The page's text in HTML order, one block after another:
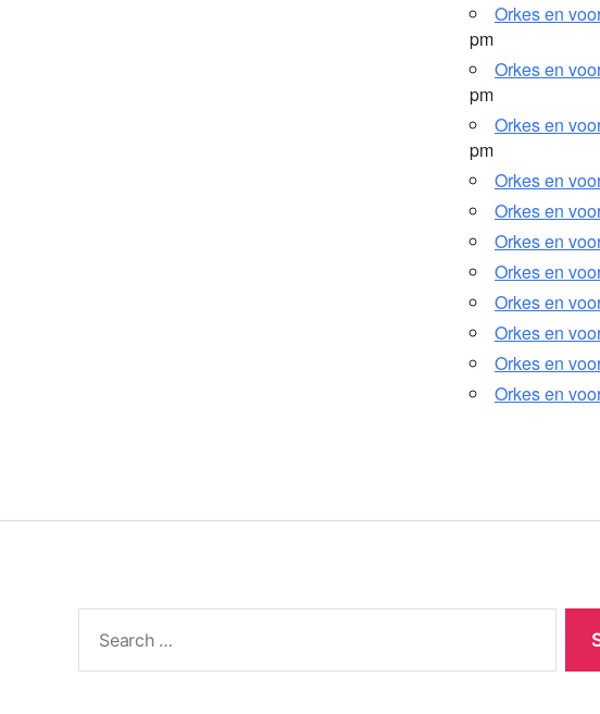
Orkes en
pm
Orkes en
pm
Orkes en
pm
Orkes en
Orkes en
Orkes en
Orkes en
Orkes en
Orkes en
Orkes en
Orkes en